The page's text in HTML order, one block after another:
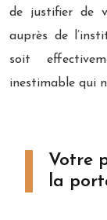
de justifier de
auprès de
soit
inestimable qui
Votre
la